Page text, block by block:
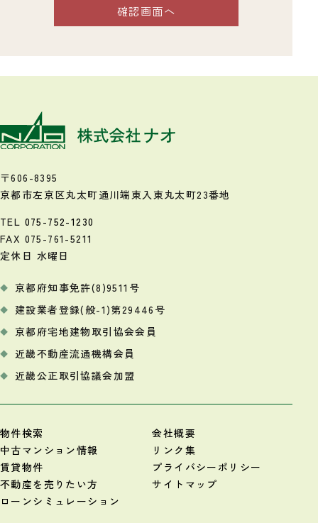
〒606-8395
京都市左京区丸太町通川端東入 東丸太町23番地
TEL 075-752-1230
FAX 075-761-5211
定休日 水曜日
京都府知事免許(8)9511号
建設業者登録(般-1)第29446号
京都府宅地建物取引協会会員
近畿不動産流通機構会員
近畿公正取引協議会加盟
物件検索
中古マンション情報
賃貸物件
不動産を売りたい方
ローンシミュレーション
会社概要
リンク集
プライバシーポリシー
サイトマップ